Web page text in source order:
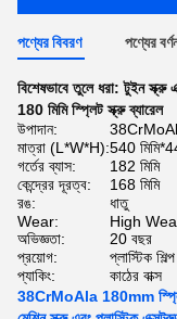
পণ্যের বিবরণ পণ্যের
বিশেষভাবে তুলে ধরা:টুইন স্ক্রু
180 মিমি স্প্লিট স্ক্রু ব্যারেল
উপাদান:
মাত্রা (L*W*H):540
গর্তের ব্যাস:
182 মিমি
কেন্দ্রের দূরত্ব:
168 মিমি
রঙ:
ধাতু
Wear:
High
অভিজ্ঞতা:
20 বছর
প্রয়োগ:
প্লাস্টিক শিল্প
প্যাকিং:
কাঠের বাক্স
38CrMoAla 180mm স্প্লিট